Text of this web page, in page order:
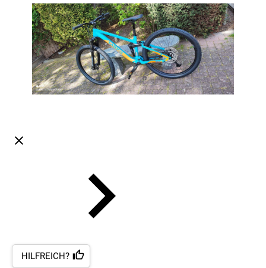
HILFREICH?